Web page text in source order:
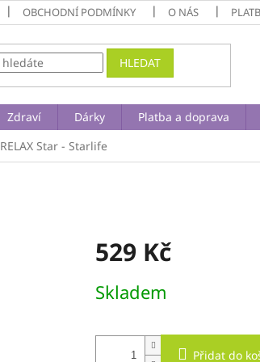
OBCHODNÍ PODMÍNKY O NÁS
HLEDAT
Zdraví Dárky Platba a doprava
RELAX Star - Starlife
529 Kč
cena:
Skladem
Přidat do